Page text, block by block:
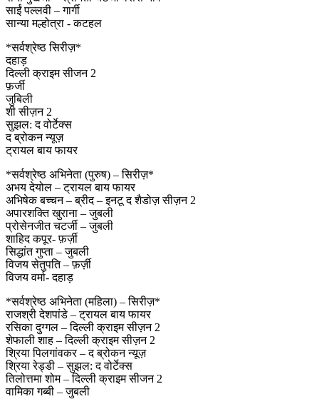
साईं पल्लवी – गार्गी
सान्या मल्होत्रा ​​- कटहल
*सर्वश्रेष्ठ सिरीज़*
दहाड़
दिल्ली क्राइम सीजन 2
फ़र्जी
जुबिली
शी सीज़न 2
सुझल: द वोर्टेक्स
द ब्रोकन न्यूज़
ट्रायल बाय फायर
*सर्वश्रेष्ठ अभिनेता (पुरुष) – सिरीज़*
अभय देयोल – ट्रायल बाय फायर
अभिषेक बच्चन – ब्रीद – इनटू द शैडोज़ सीज़न 2
अपारशक्ति खुराना – जुबली
प्रोसेनजीत चटर्जी – जुबली
शाहिद कपूर- फ़र्ज़ी
सिद्धांत गुप्ता – जुबली
विजय सेतुपति – फ़र्ज़ी
विजय वर्मा- दहाड़
*सर्वश्रेष्ठ अभिनेता (महिला) – सिरीज़*
राजश्री देशपांडे – ट्रायल बाय फायर
रसिका दुग्गल – दिल्ली क्राइम सीज़न 2
शेफाली शाह – दिल्ली क्राइम सीज़न 2
श्रिया पिलगांवकर – द ब्रोकन न्यूज़
श्रिया रेड्डी – सुझल: द वोर्टेक्स
तिलोत्तमा शोम – दिल्ली क्राइम सीजन 2
वामिका गब्बी – जुबली